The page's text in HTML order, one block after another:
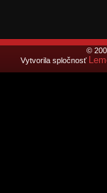
©
Vytvorila spločnosť